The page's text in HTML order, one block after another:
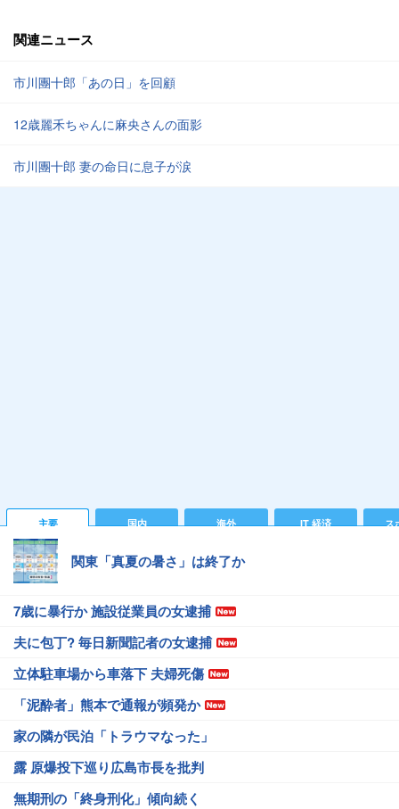
関連ニュース
市川團十郎「あの日」を回顧
12歳麗禾ちゃんに麻央さんの面影
市川團十郎 妻の命日に息子が涙
主要 国内 海外 IT 経済 ス
関東「真夏の暑さ」は終了か
7歳に暴行か 施設従業員の女逮捕
夫に包丁? 毎日新聞記者の女逮捕
立体駐車場から車落下 夫婦死傷
「泥酔者」熊本で通報が頻発か
家の隣が民泊「トラウマなった」
露 原爆投下巡り広島市長を批判
無期刑の「終身刑化」傾向続く